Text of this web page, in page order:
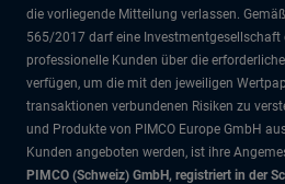
die vorliegende Mitteilung verlassen.
565/2017 darf eine Investmentgesellschaft
professionelle Kunden über die
verfügen, um die mit den jeweiligen
transaktionen verbundenen Risiken zu
und Produkte von PIMCO Europe GmbH
Kunden angeboten werden, ist ihre
PIMCO (Schweiz) GmbH, registriert in der